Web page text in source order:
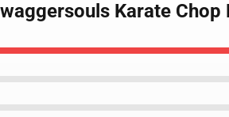
Karate Chop